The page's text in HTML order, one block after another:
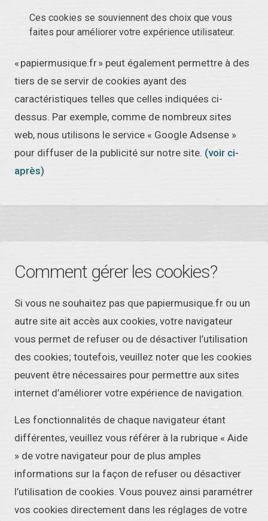
Ces cookies se souviennent des choix que vous
faites pour améliorer votre expérience utilisateur.
« papiermusique.fr » peut également permettre à des
tiers de se servir de cookies ayant des
caractéristiques telles que celles indiquées ci-
dessus. Par exemple, comme de nombreux sites
web, nous utilisons le service « Google Adsense »
pour diffuser de la publicité sur notre site. (voir ci-
après)
Comment gérer les cookies?
Si vous ne souhaitez pas que papiermusique.fr ou un
autre site ait accès aux cookies, votre navigateur
vous permet de refuser ou de désactiver l’utilisation
des cookies; toutefois, veuillez noter que les cookies
peuvent être nécessaires pour permettre aux sites
internet d’améliorer votre expérience de navigation.
Les fonctionnalités de chaque navigateur étant
différentes, veuillez vous référer à la rubrique « Aide
» de votre navigateur pour de plus amples
informations sur la façon de refuser ou désactiver
l’utilisation de cookies. Vous pouvez ainsi paramétrer
vos cookies directement dans les réglages de votre